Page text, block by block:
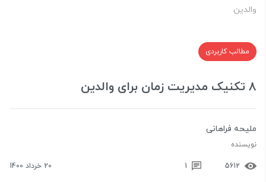
والدین
مطالب کاربردی
8 تکنیک مدیریت زمان برای والدین
ملیحه فراهانی
نویسنده
5612
1 20 خرداد 1400